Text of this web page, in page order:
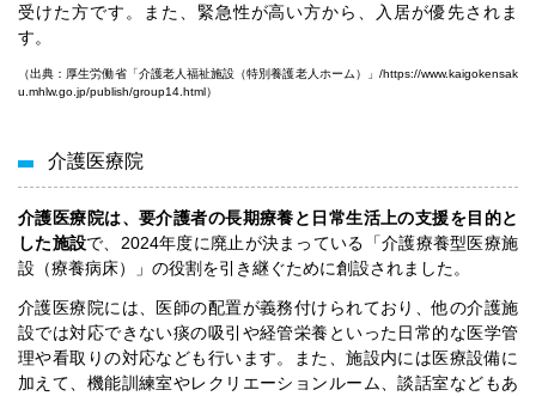
受けた方です。また、緊急性が高い方から、入居が優先されま
す。
（出典：厚生労働省「介護老人福祉施設（特別養護老人ホーム）」/https://www.kaigokensak
u.mhlw.go.jp/publish/group14.html）
介護医療院
介護医療院は、要介護者の長期療養と日常生活上の支援を目的と
した施設で、2024年度に廃止が決まっている「介護療養型医療施
設（療養病床）」の役割を引き継ぐために創設されました。
介護医療院には、医師の配置が義務付けられており、他の介護施
設では対応できない痰の吸引や経管栄養といった日常的な医学管
理や看取りの対応なども行います。また、施設内には医療設備に
加えて、機能訓練室やレクリエーションルーム、談話室などもあ